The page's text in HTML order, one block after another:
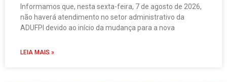
Informamos que, nesta sexta-feira, 7 de agosto de 2026,
não haverá atendimento no setor administrativo da
ADUFPI devido ao início da mudança para a nova
LEIA MAIS »